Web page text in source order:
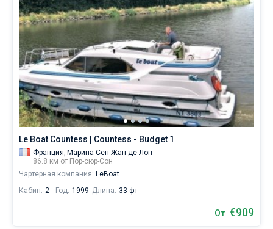
яхтинга:
Le Boat Countess | Countess - Budget 1
Франция, Марина Сен-Жан-де-Лон
86.8 км от Пор-сюр-Сон
Чартерная компания: LeBoat
Кабин: 2 Год: 1999 Длина: 33 фт
От €909